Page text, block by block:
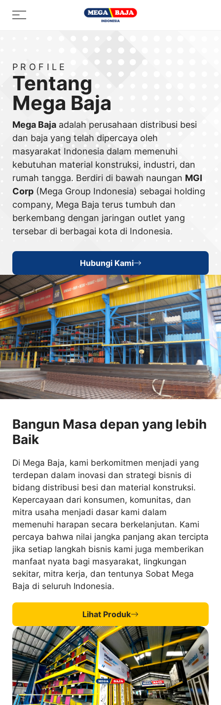
Menu
PROFILE
Tentang
Mega Baja
Mega Baja adalah perusahaan distribusi besi
dan baja yang telah dipercaya oleh
masyarakat Indonesia dalam memenuhi
kebutuhan material konstruksi, industri, dan
rumah tangga. Berdiri di bawah naungan MGI
Corp (Mega Group Indonesia) sebagai holding
company, Mega Baja terus tumbuh dan
berkembang dengan jaringan outlet yang
tersebar di berbagai kota di Indonesia.
Hubungi Kami
Bangun Masa depan yang lebih
Baik
Di Mega Baja, kami berkomitmen menjadi yang
terdepan dalam inovasi dan strategi bisnis di
bidang distribusi besi dan material konstruksi.
Kepercayaan dari konsumen, komunitas, dan
mitra usaha menjadi dasar kami dalam
memenuhi harapan secara berkelanjutan. Kami
percaya bahwa nilai jangka panjang akan tercipta
jika setiap langkah bisnis kami juga memberikan
manfaat nyata bagi masyarakat, lingkungan
sekitar, mitra kerja, dan tentunya Sobat Mega
Baja di seluruh Indonesia.
Lihat Produk